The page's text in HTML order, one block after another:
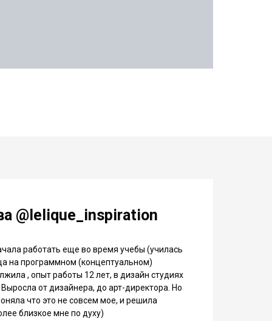
@lelique_inspiration
работать еще во время учебы (училась
на программном (концептуальном)
, опыт работы 12 лет, в дизайн студиях
от дизайнера, до арт-директора. Но
что это не совсем мое, и решила
близкое мне по духу)